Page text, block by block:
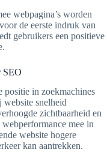
webpagina’s worden
de eerste indruk van
gebruikers een positieve
SEO
positie in zoekmachines
website snelheid
zichtbaarheid en
mee in
website hogere
kan aantrekken.